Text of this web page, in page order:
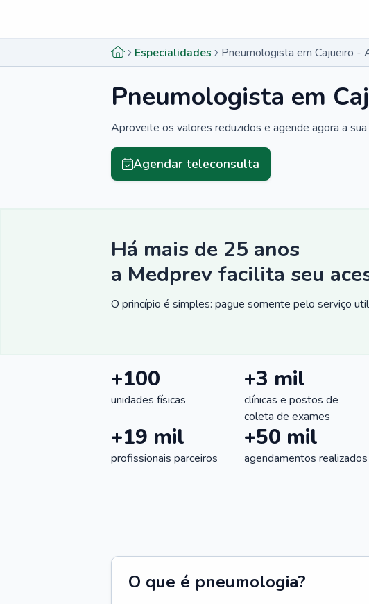
Especialidades Pneumologista em Cajueiro -
Pneumologista em
Aproveite os valores reduzidos e agende agora a sua
Agendar teleconsulta
Há mais de 25 anos
a Medprev facilita seu
O princípio é simples: pague somente pelo serviço
+100
unidades físicas
+3 mil
clínicas e postos de
coleta de exames
+19 mil
profissionais parceiros
+50 mil
agendamentos realizados
O que é pneumologia?